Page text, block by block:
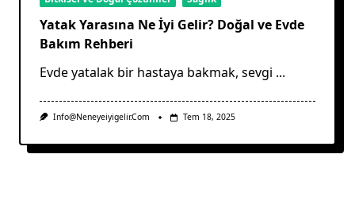
Yatak Yarasına Ne İyi Gelir? Doğal ve Evde
Bakım Rehberi
Evde yatalak bir hastaya bakmak, sevgi ...
Info@neneyeiyigelir.com Tem 18, 2025